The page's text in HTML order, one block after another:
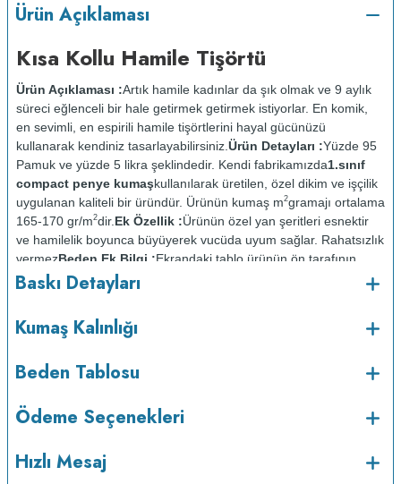
Ürün Açıklaması
Kısa Kollu Hamile Tişörtü
Ürün Açıklaması :Artık hamile kadınlar da şık olmak ve 9 aylık
süreci eğlenceli bir hale getirmek getirmek istiyorlar. En komik,
en sevimli, en espirili hamile tişörtlerini hayal gücünüzü
kullanarak kendiniz tasarlayabilirsiniz. Ürün Detayları :Yüzde 95
Pamuk ve yüzde 5 likra şeklindedir. Kendi fabrikamızda1.sınıf
compact penye kumaşkullanılarak üretilen, özel dikim ve işçilik
uygulanan kaliteli bir üründür. Ürünün kumaş m2gramajı ortalama
165-170 gr/m2dir. Ek Özellik :Ürünün özel yan şeritleri esnektir
ve hamilelik boyunca büyüyerek vucüda uyum sağlar. Rahatsızlık
vermezBeden Ek Bilgi :Ekrandaki tablo ürünün ön tarafının
ölçüsüdür. Arka taraf ön taraftan 2cm daha kısadır.
Baskılarda kullanılan boyalar sertifikalı ve güvenlidir;
maksimum 30 o C de ve tersten yıkanır.
Orta ısıda ve tersten
Baskı Detayları
Kumaş Kalınlığı
Beden Tablosu
Ödeme Seçenekleri
Hızlı Mesaj